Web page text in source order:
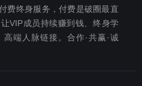
费终‬身服务，付费是破圈最‬直
VIP成员持续赚到钱、终身学
端人脉链接。合作·共赢·诚